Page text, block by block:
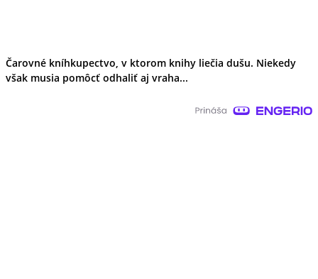
Čarovné kníhkupectvo, v ktorom knihy liečia dušu. Niekedy
však musia pomôcť odhaliť aj vraha...